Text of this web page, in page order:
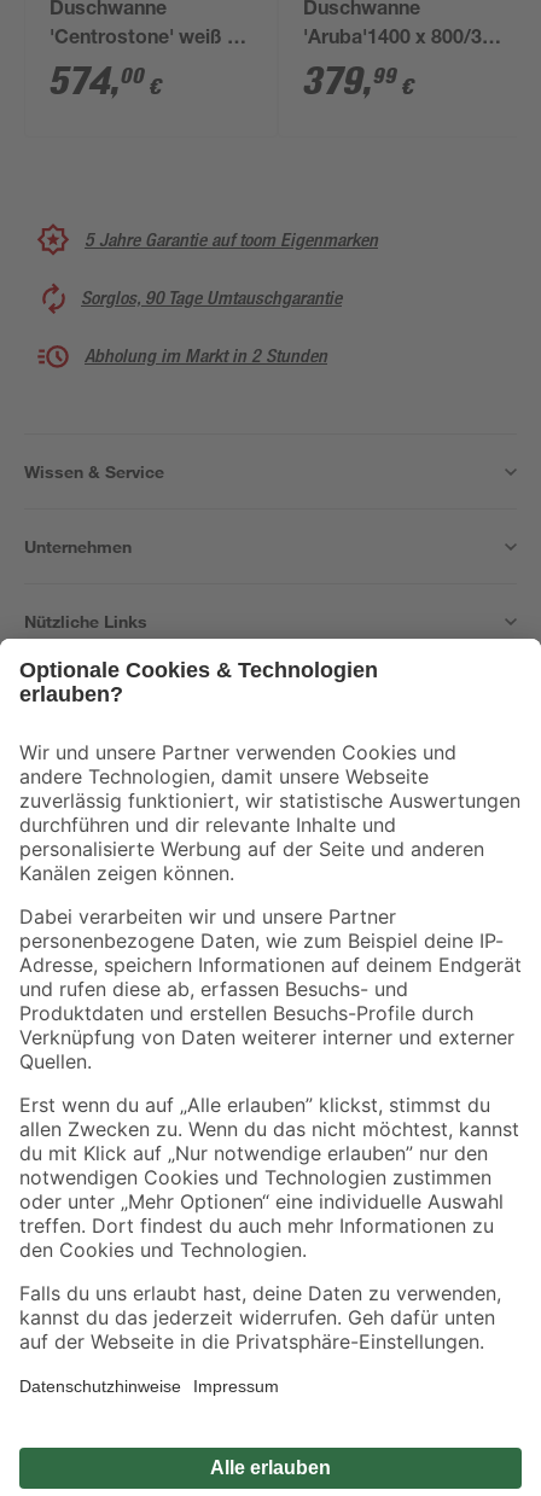
Duschwanne
'Centrostone' weiß 80
x 90 cm
574,00 €
Duschwanne
'Aruba'1400 x 800/30
mm, anthrazit
379,99 €
5 Jahre Garantie auf toom Eigenmarken
Sorglos, 90 Tage Umtauschgarantie
Abholung im Markt in 2 Stunden
Wissen & Service
Unternehmen
Nützliche Links
Der toom Newsletter: Keine Angebote und Aktionen mehr verpassen!
Zur Newsletter Anmeldung
Folge uns
Zahlungsarten Versandarten
Sicher einkaufen
Jetzt die toom-App herunterladen
Alle Preisangaben in EUR inkl. gesetzl. MwSt.. Die dargestellten Angebote sind unter
Umständen nicht in allen Märkten verfügbar. Die angegebenen Verfügbarkeiten beziehen
Produkte nur solange der Vorrat reicht.
*Paketversand ab 59 € versandkostenfrei, gilt nicht für Artikel mit Speditionsversand, hier
Privatsphäre Impressum
Nutzungsbedingungen
Widerrufsrecht Vertrag widerrufen